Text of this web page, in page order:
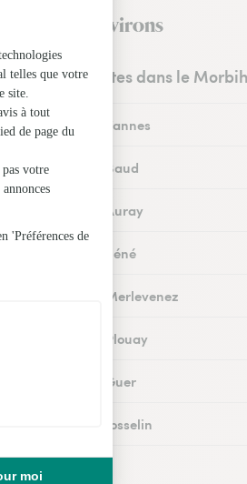
ses environs
Les fleuristes dans le
Fleuristes à Vannes
Fleuristes à Baud
Fleuristes à Auray
Fleuristes à Séné
Fleuristes à Merlevenez
Fleuristes à Plouay
Fleuristes à Guer
Fleuristes à Josselin